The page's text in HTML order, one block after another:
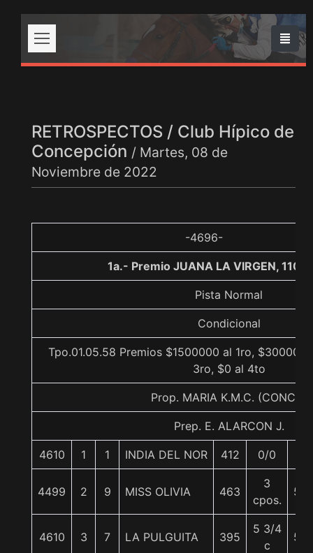
RETROSPECTOS / Club Hípico de
Concepción / Martes, 08 de
Noviembre de 2022
-4696-
1a.- Premio JUANA LA VIRGEN,
Pista Normal
Condicional
Tpo.01.05.58 Premios $1500000 al 1ro, $300000
3ro, $0 al 4to
Prop. MARIA K.M.C. (CONCE)
Prep. E. ALARCON J.
4610 1 1 INDIA DEL NOR 412 0/0
4499 2 9 MISS OLIVIA 463
3
cpos.
55
4610 3 7 LA PULGUITA 395
5 3/4
c
56